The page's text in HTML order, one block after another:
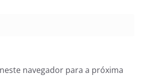
navegador para a próxima